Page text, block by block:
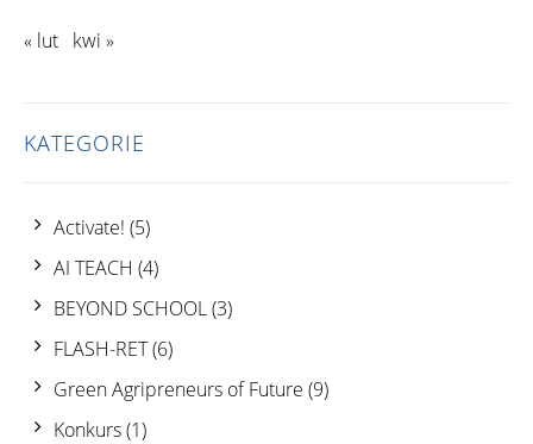
« lut kwi »
KATEGORIE
Activate! (5)
AI TEACH (4)
BEYOND SCHOOL(3)
FLASH-RET(6)
Green Agripreneurs of Future (9)
Konkurs(1)